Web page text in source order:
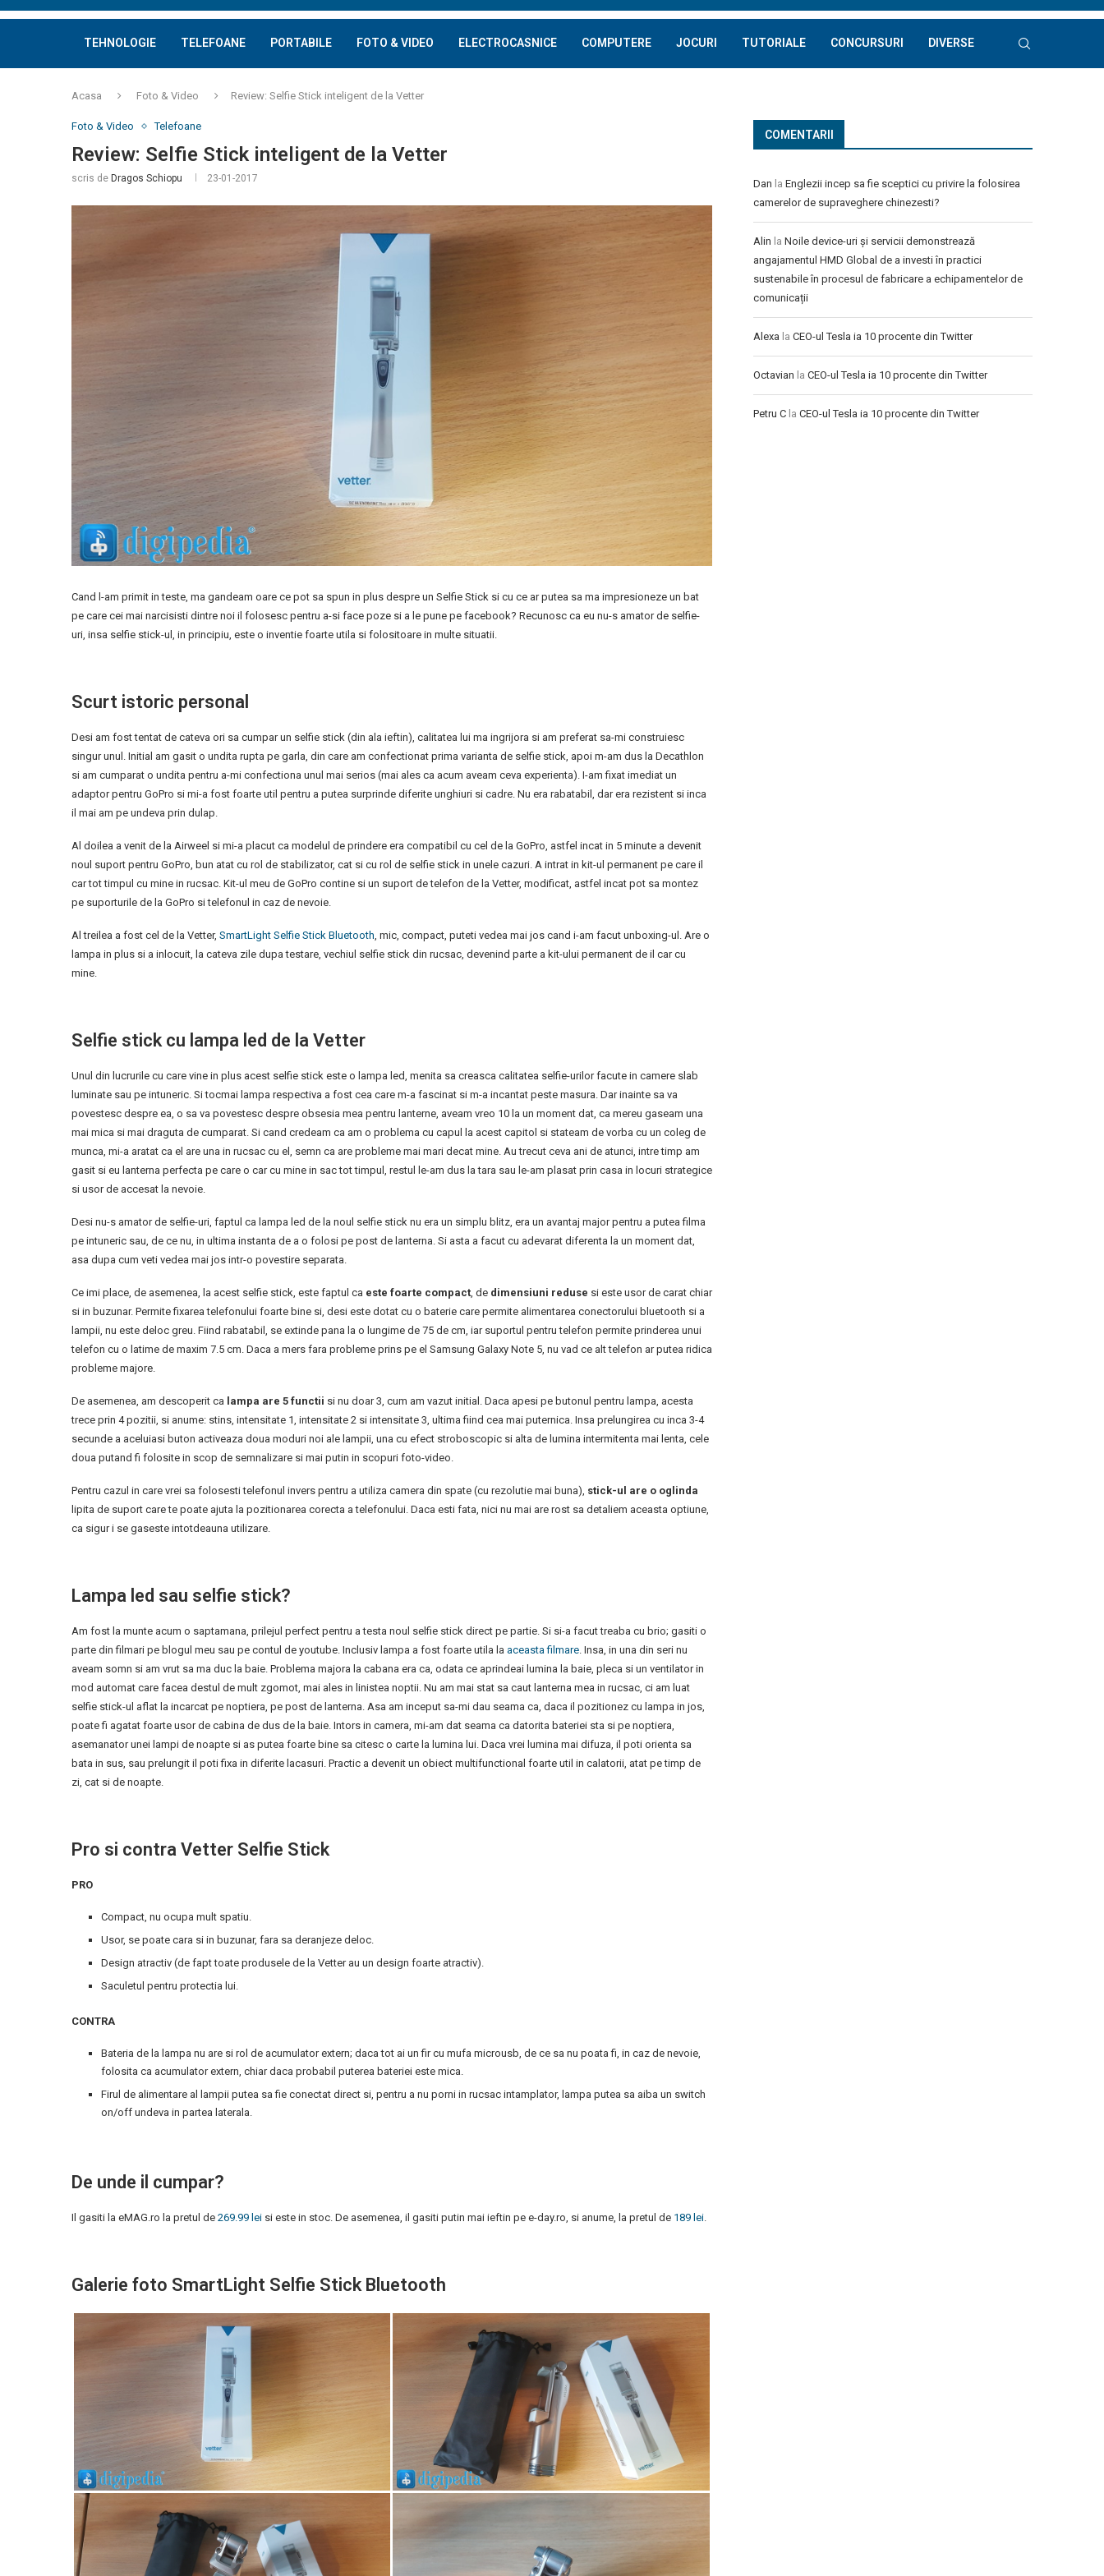
TEHNOLOGIE TELEFOANE PORTABILE FOTO & VIDEO ELECTROCASNICE COMPUTERE JOCURI TUTORIALE CONCURSURI DIVERSE
Acasa Foto & Video Review: Selfie Stick inteligent de la Vetter
Foto & Video Telefoane
Review: Selfie Stick inteligent de la Vetter
scris de Dragos Schiopu 23-01-2017
Cand l-am primit in teste, ma gandeam oare ce pot sa spun in plus despre un Selfie Stick si cu ce ar putea sa ma impresioneze un bat
pe care cei mai narcisisti dintre noi il folosesc pentru a-si face poze si a le pune pe facebook? Recunosc ca eu nu-s amator de selfie-
uri, insa selfie stick-ul, in principiu, este o inventie foarte utila si folositoare in multe situatii.
Scurt istoric personal
Desi am fost tentat de cateva ori sa cumpar un selfie stick (din ala ieftin), calitatea lui ma ingrijora si am preferat sa-mi construiesc
singur unul. Initial am gasit o undita rupta pe garla, din care am confectionat prima varianta de selfie stick, apoi m-am dus la Decathlon
si am cumparat o undita pentru a-mi confectiona unul mai serios (mai ales ca acum aveam ceva experienta). I-am fixat imediat un
adaptor pentru GoPro si mi-a fost foarte util pentru a putea surprinde diferite unghiuri si cadre. Nu era rabatabil, dar era rezistent si inca
il mai am pe undeva prin dulap.
Al doilea a venit de la Airweel si mi-a placut ca modelul de prindere era compatibil cu cel de la GoPro, astfel incat in 5 minute a devenit
noul suport pentru GoPro, bun atat cu rol de stabilizator, cat si cu rol de selfie stick in unele cazuri. A intrat in kit-ul permanent pe care il
car tot timpul cu mine in rucsac. Kit-ul meu de GoPro contine si un suport de telefon de la Vetter, modificat, astfel incat pot sa montez
pe suporturile de la GoPro si telefonul in caz de nevoie.
Al treilea a fost cel de la Vetter, SmartLight Selfie Stick Bluetooth , mic, compact, puteti vedea mai jos cand i-am facut unboxing-ul. Are o
lampa in plus si a inlocuit, la cateva zile dupa testare, vechiul selfie stick din rucsac, devenind parte a kit-ului permanent de il car cu
mine.
Selfie stick cu lampa led de la Vetter
Unul din lucrurile cu care vine in plus acest selfie stick este o lampa led, menita sa creasca calitatea selfie-urilor facute in camere slab
luminate sau pe intuneric. Si tocmai lampa respectiva a fost cea care m-a fascinat si m-a incantat peste masura. Dar inainte sa va
povestesc despre ea, o sa va povestesc despre obsesia mea pentru lanterne, aveam vreo 10 la un moment dat, ca mereu gaseam una
mai mica si mai draguta de cumparat. Si cand credeam ca am o problema cu capul la acest capitol si stateam de vorba cu un coleg de
munca, mi-a aratat ca el are una in rucsac cu el, semn ca are probleme mai mari decat mine. Au trecut ceva ani de atunci, intre timp am
gasit si eu lanterna perfecta pe care o car cu mine in sac tot timpul, restul le-am dus la tara sau le-am plasat prin casa in locuri strategice
si usor de accesat la nevoie.
Desi nu-s amator de selfie-uri, faptul ca lampa led de la noul selfie stick nu era un simplu blitz, era un avantaj major pentru a putea filma
pe intuneric sau, de ce nu, in ultima instanta de a o folosi pe post de lanterna. Si asta a facut cu adevarat diferenta la un moment dat,
asa dupa cum veti vedea mai jos intr-o povestire separata.
Ce imi place, de asemenea, la acest selfie stick, este faptul ca este foarte compact , de dimensiuni reduse si este usor de carat chiar
si in buzunar. Permite fixarea telefonului foarte bine si, desi este dotat cu o baterie care permite alimentarea conectorului bluetooth si a
lampii, nu este deloc greu. Fiind rabatabil, se extinde pana la o lungime de 75 de cm, iar suportul pentru telefon permite prinderea unui
telefon cu o latime de maxim 7.5 cm. Daca a mers fara probleme prins pe el Samsung Galaxy Note 5, nu vad ce alt telefon ar putea ridica
probleme majore.
De asemenea, am descoperit ca lampa are 5 functii si nu doar 3, cum am vazut initial. Daca apesi pe butonul pentru lampa, acesta
trece prin 4 pozitii, si anume: stins, intensitate 1, intensitate 2 si intensitate 3, ultima fiind cea mai puternica. Insa prelungirea cu inca 3-4
secunde a aceluiasi buton activeaza doua moduri noi ale lampii, una cu efect stroboscopic si alta de lumina intermitenta mai lenta, cele
doua putand fi folosite in scop de semnalizare si mai putin in scopuri foto-video.
Pentru cazul in care vrei sa folosesti telefonul invers pentru a utiliza camera din spate (cu rezolutie mai buna), stick-ul are o oglinda
lipita de suport care te poate ajuta la pozitionarea corecta a telefonului. Daca esti fata, nici nu mai are rost sa detaliem aceasta optiune,
ca sigur i se gaseste intotdeauna utilizare.
Lampa led sau selfie stick?
Am fost la munte acum o saptamana, prilejul perfect pentru a testa noul selfie stick direct pe partie. Si si-a facut treaba cu brio; gasiti o
parte din filmari pe blogul meu sau pe contul de youtube. Inclusiv lampa a fost foarte utila la aceasta filmare . Insa, in una din seri nu
aveam somn si am vrut sa ma duc la baie. Problema majora la cabana era ca, odata ce aprindeai lumina la baie, pleca si un ventilator in
mod automat care facea destul de mult zgomot, mai ales in linistea noptii. Nu am mai stat sa caut lanterna mea in rucsac, ci am luat
selfie stick-ul aflat la incarcat pe noptiera, pe post de lanterna. Asa am inceput sa-mi dau seama ca, daca il pozitionez cu lampa in jos,
poate fi agatat foarte usor de cabina de dus de la baie. Intors in camera, mi-am dat seama ca datorita bateriei sta si pe noptiera,
asemanator unei lampi de noapte si as putea foarte bine sa citesc o carte la lumina lui. Daca vrei lumina mai difuza, il poti orienta sa
bata in sus, sau prelungit il poti fixa in diferite lacasuri. Practic a devenit un obiect multifunctional foarte util in calatorii, atat pe timp de
zi, cat si de noapte.
Pro si contra Vetter Selfie Stick
PRO
Compact, nu ocupa mult spatiu.
Usor, se poate cara si in buzunar, fara sa deranjeze deloc.
Design atractiv (de fapt toate produsele de la Vetter au un design foarte atractiv).
Saculetul pentru protectia lui.
CONTRA
Bateria de la lampa nu are si rol de acumulator extern; daca tot ai un fir cu mufa microusb, de ce sa nu poata fi, in caz de nevoie,
folosita ca acumulator extern, chiar daca probabil puterea bateriei este mica.
Firul de alimentare al lampii putea sa fie conectat direct si, pentru a nu porni in rucsac intamplator, lampa putea sa aiba un switch
on/off undeva in partea laterala.
De unde il cumpar?
Il gasiti la eMAG.ro la pretul de 269.99 lei si este in stoc. De asemenea, il gasiti putin mai ieftin pe e-day.ro, si anume, la pretul de 189 lei
Galerie foto SmartLight Selfie Stick Bluetooth
COMENTARII
Dan la Englezii incep sa fie sceptici cu privire la folosirea
camerelor de supraveghere chinezesti?
Alin la Noile device-uri și servicii demonstrează
angajamentul HMD Global de a investi în practici
sustenabile în procesul de fabricare a echipamentelor de
comunicații
Alexa la CEO-ul Tesla ia 10 procente din Twitter
Octavian la CEO-ul Tesla ia 10 procente din Twitter
Petru C la CEO-ul Tesla ia 10 procente din Twitter